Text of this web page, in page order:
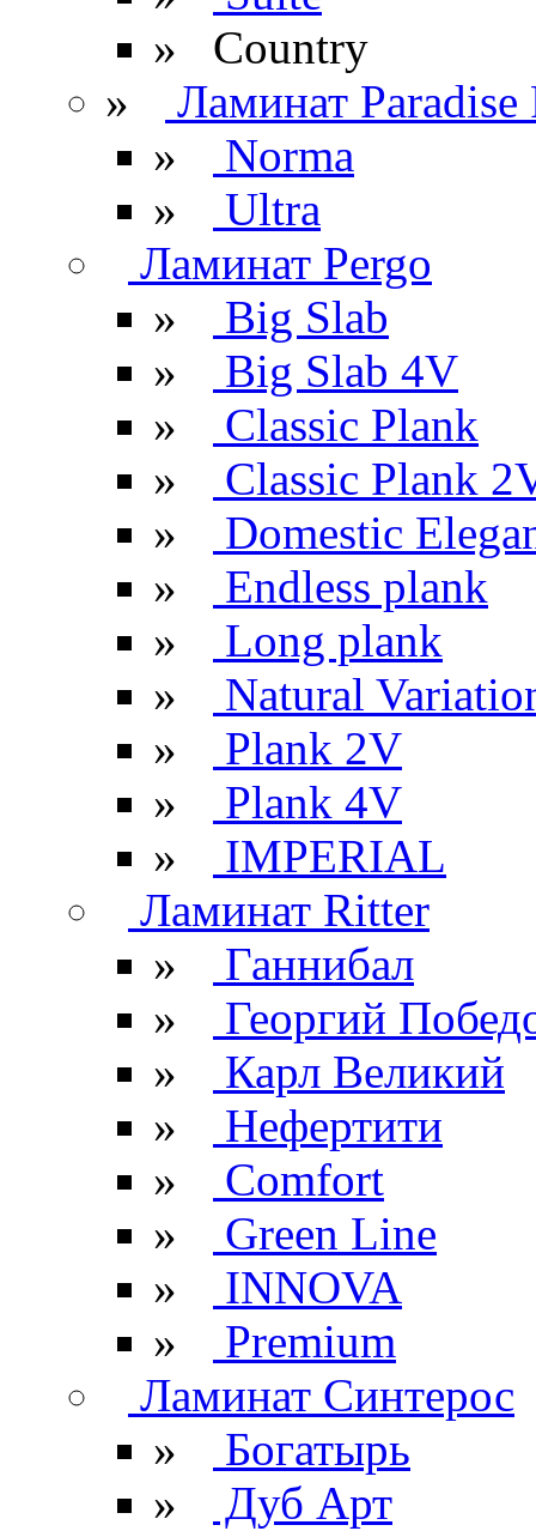
» Сountry
»
Ламинат Paradise
»
Norma
»
Ultra
Ламинат Pergo
»
Big Slab
»
Big Slab 4V
»
Classic Plank
»
Classic Plank
»
Domestic
»
Endless plank
»
Long plank
»
Natural
»
Plank 2V
»
Plank 4V
»
IMPERIAL
Ламинат Ritter
»
Ганнибал
»
Георгий
»
Карл Великий
»
Нефертити
»
Comfort
»
Green Line
»
INNOVA
»
Premium
Ламинат Синтерос
»
Богатырь
»
Дуб Арт